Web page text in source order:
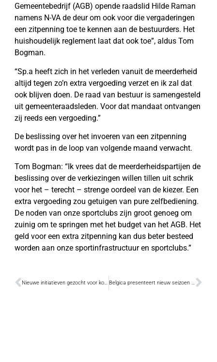
Gemeentebedrijf (AGB) opende raadslid Hilde Raman
namens N-VA de deur om ook voor die vergaderingen
een zitpenning toe te kennen aan de bestuurders. Het
huishoudelijk reglement laat dat ook toe”, aldus Tom
Bogman.
“Sp.a heeft zich in het verleden vanuit de meerderheid
altijd tegen zo’n extra vergoeding verzet en ik zal dat
ook blijven doen. De raad van bestuur is samengesteld
uit gemeenteraadsleden. Voor dat mandaat ontvangen
zij reeds een vergoeding.”
De beslissing over het invoeren van een zitpenning
wordt pas in de loop van volgende maand verwacht.
Tom Bogman: “Ik vrees dat de meerderheidspartijen de
beslissing over de verkiezingen willen tillen uit schrik
voor het – terecht – strenge oordeel van de kiezer. Een
extra vergoeding zou getuigen van pure zelfbediening.
De noden van onze sportclubs zijn groot genoeg om
zuinig om te springen met het budget van het AGB. Het
geld voor een extra zitpenning kan dus beter besteed
worden aan onze sportinfrastructuur en sportclubs.”
Nieuwe initiatieven gezocht voor koopweekends in december Belgica presenteert nieuw seizoen op 29 mei